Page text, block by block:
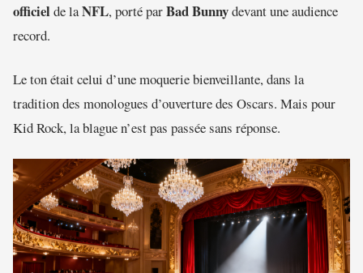
officielde laNFL, porté parBad Bunnydevant une audience
record.
Le ton était celui d’une moquerie bienveillante, dans la
tradition des monologues d’ouverture des Oscars. Mais pour
Kid Rock, la blague n’est pas passée sans réponse.